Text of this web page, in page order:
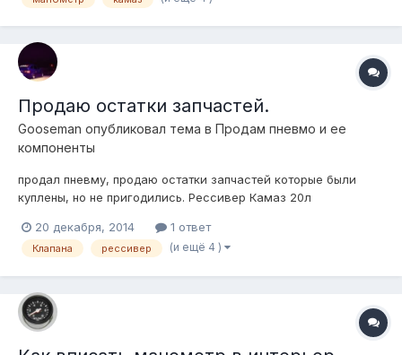
Продаю остатки запчастей.
Gooseman опубликовал тема в Продам пневмо и ее
компоненты
продал пневму, продаю остатки запчастей которые были
куплены, но не пригодились. Рессивер Камаз 20л
б\у, чистые , рабочие) -1 шт 400 руб 4шт-1500. датчик
клиренса (новый с колодкой) -1200 руб вольтметр цифровой
20 декабря, 2014 1 ответ
Клапана рессивер (и ещё 4 )